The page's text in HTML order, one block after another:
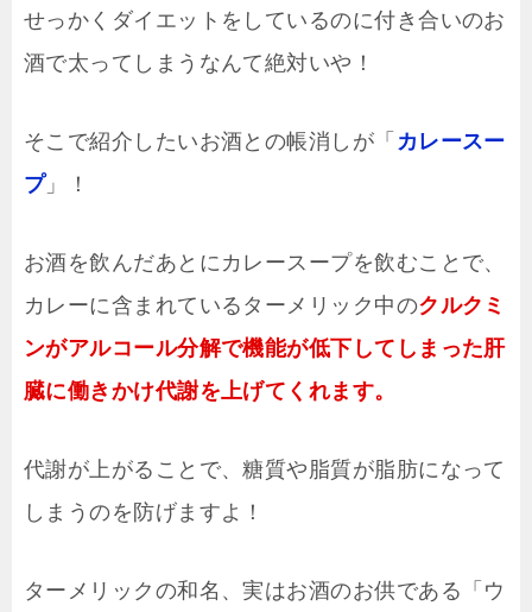
せっかくダイエットをしているのに付き合いのお
酒で太ってしまうなんて絶対いや！
そこで紹介したいお酒との帳消しが「 カレースー
プ」！
お酒を飲んだあとにカレースープを飲むことで、
カレーに含まれているターメリック中のクルクミ
ンがアルコール分解で機能が低下してしまった肝
臓に働きかけ代謝を上げてくれます。
代謝が上がることで、糖質や脂質が脂肪になって
しまうのを防げますよ！
ターメリックの和名、実はお酒のお供である「ウ